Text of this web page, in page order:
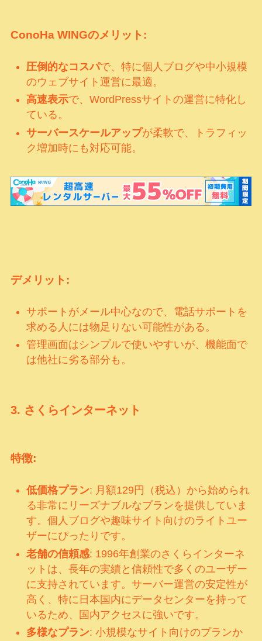
ConoHa WINGのメリット:
圧倒的なコスパで、特に個人ブログや中小規模
のウェブサイト運営に最適。
高速表示で、WordPressサイトの運営に特化し
ている。
サーバースケールアップが柔軟で、トラフィッ
ク増加時にも対応可能。
デメリット:
サポートがメール中心なので、電話サポートを
求める人には物足りない可能性がある。
管理画面はシンプルで使いやすいが、機能面で
は他社に劣る部分も。
3. さくらインターネット
特徴:
低価格プラン: 月額129円（税込）から始められ
る非常にリーズナブルなプランを提供していま
す。個人ブログや趣味サイト向けのライトユー
ザーにぴったりです。
老舗の信頼感: 1996年創業のさくらインターネ
ットは、長年の実績と信頼性で多くのユーザー
に支持されています。サーバー運営の安定性が
高く、特に日本国内にデータセンターを持って
いるため、国内アクセスに強いです。
多様なプラン: 小規模なサイト向けのプランか